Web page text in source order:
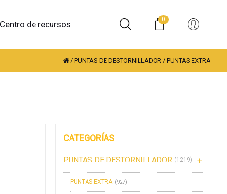
0
Centro de recursos
/PUNTAS DE DESTORNILLADOR /PUNTAS EXTRA
CATEGORÍAS
PUNTAS DE DESTORNILLADOR (1219)
PUNTAS EXTRA (927)